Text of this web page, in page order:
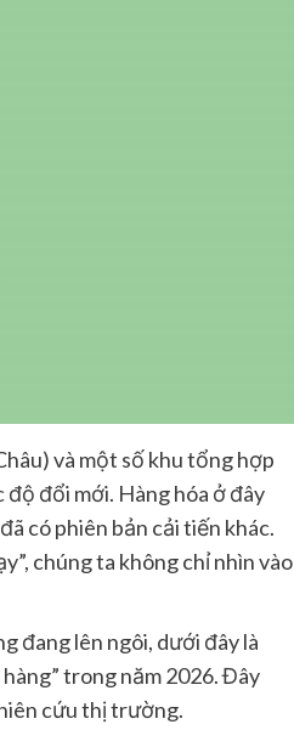
và một số khu tổng hợp
độ đổi mới. Hàng hóa ở đây
có phiên bản cải tiến khác.
chúng ta không chỉ nhìn vào
đang lên ngôi, dưới đây là
trong năm 2026. Đây
cứu thị trường.